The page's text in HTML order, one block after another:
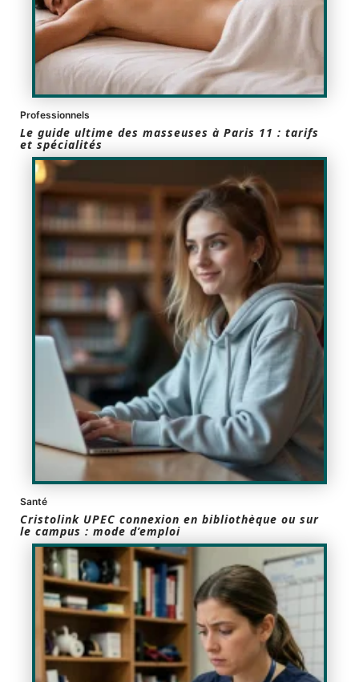
Professionnels
Le guide ultime des masseuses à Paris 11 : tarifs
et spécialités
Santé
Cristolink UPEC connexion en bibliothèque ou sur
le campus : mode d’emploi